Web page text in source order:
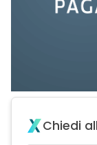
Chiedi